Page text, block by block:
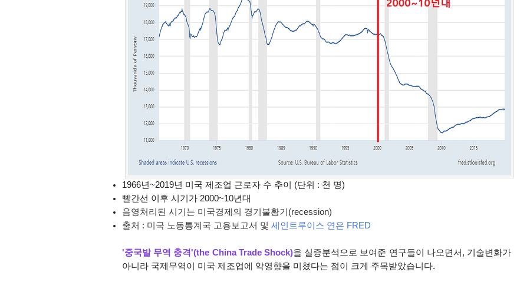
1966년~2019년 미국 제조업 근로자 수 추이 (단위 : 천 명)
빨간선 이후 시기가 2000~10년대
음영처리된 시기는 미국경제의 경기불황기(recession)
출처 : 미국 노동통계국 고용보고서 및 세인트루이스 연은 FRED
'중국발 무역 충격'(the China Trade Shock)을 실증분석 으로 보여준 연구들이 나오면서, 기술변화가
아니라 국제무역이 미국 제조업에 악영향을 미쳤다는 점이 크게 주목받았습니다.